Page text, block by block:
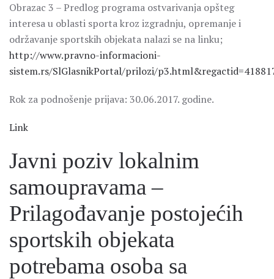
Obrazac 3 – Predlog programa ostvarivanja opšteg
interesa u oblasti sporta kroz izgradnju, opremanje i
održavanje sportskih objekata nalazi se na linku;
http://www.pravno-informacioni-
sistem.rs/SlGlasnikPortal/prilozi/
Rok za podnošenje prijava: 30.06.2017. godine.
Link
Javni poziv lokalnim
samoupravama –
Prilagođavanje postojećih
sportskih objekata
potrebama osoba sa